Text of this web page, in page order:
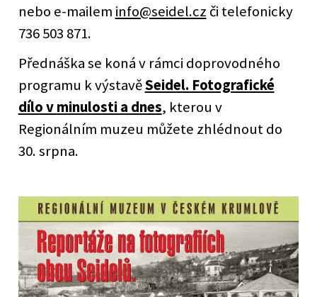
nebo e-mailem info@seidel.cz či telefonicky
736 503 871.
Přednáška se koná v rámci doprovodného
programu k výstavěSeidel. Fotografické
dílo v minulosti a dnes, kterou v
Regionálním muzeu můžete zhlédnout do
30. srpna.